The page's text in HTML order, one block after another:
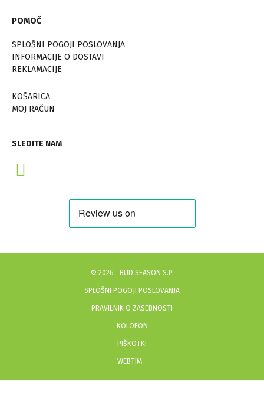
POMOČ
SPLOŠNI POGOJI POSLOVANJA
INFORMACIJE O DOSTAVI
REKLAMACIJE
KOŠARICA
MOJ RAČUN
SLEDITE NAM
© 2026 BUD SEASON S.P.
SPLOŠNI POGOJI POSLOVANJA
PRAVILNIK O ZASEBNOSTI
KOLOFON
PIŠKOTKI
WEBTIM